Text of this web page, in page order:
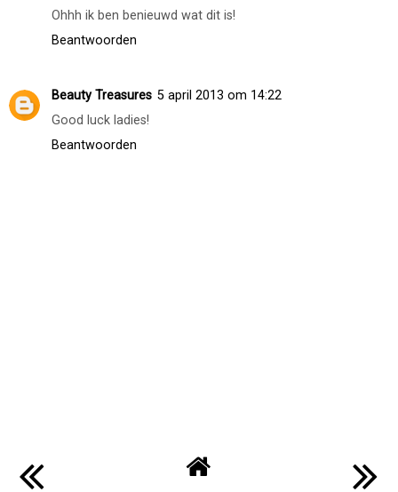
Ohhh ik ben benieuwd wat dit is!
Beantwoorden
Beauty Treasures 5 april 2013 om 14:22
Good luck ladies!
Beantwoorden